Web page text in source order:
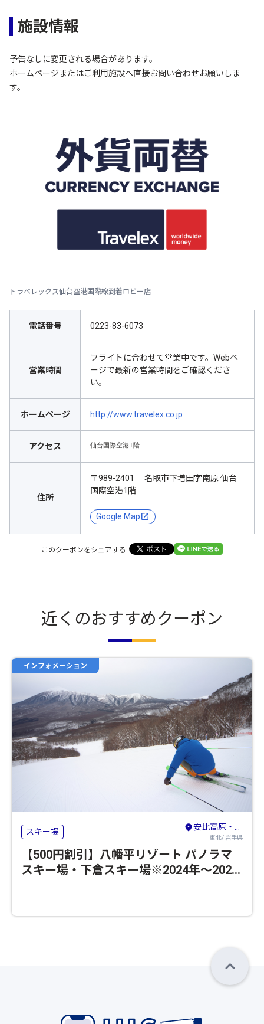
施設情報
予告なしに変更される場合があります。
ホームページまたはご利用施設へ直接お問い合わせお願いしま
す。
トラベレックス仙台空港国際線到着ロビー店
電話番号 0223-83-6073
営業時間
フライトに合わせて営業中です。Webペ
ージで最新の営業時間をご確認くださ
い。
ホームページ http://www.travelex.co.jp
アクセス 仙台国際空港1階
住所
〒989-2401 名取市下増田字南原 仙台
国際空港1階
Google Map
このクーポンをシェアする
近くのおすすめクーポン
インフォメーション
スキー場 安比高原・八幡平・二戸
東北/ 岩手県
【500円割引】八幡平リゾート パノラマ
スキー場・下倉スキー場※2024年～2025